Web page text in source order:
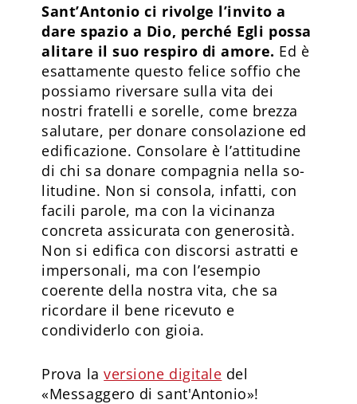
Sant’Antonio ci rivolge l’invito a
dare spazio a Dio, perché Egli possa
alitare il suo respiro di amore. Ed è
esattamente questo felice soffio che
possiamo riversare sulla vita dei
nostri fratelli e sorelle, come brezza
salutare, per donare consolazione ed
edificazione. Consolare è l’attitudine
di chi sa donare compagnia nella so­
litudine. Non si consola, infatti, con
facili parole, ma con la vicinanza
concreta assicurata con ge­nerosità.
Non si edifica con discorsi astratti e
impersonali, ma con l’esempio
coerente della nostra vita, che sa
ricordare il bene ricevuto e
condividerlo con gioia.
Prova laversione digitale del
«Messaggero di sant'Antonio»!